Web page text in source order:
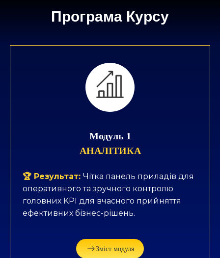
Програма Курсу
Модуль 1
АНАЛІТИКА
🏆 Результат: Чітка панель приладів для
оперативного та зручного контролю
головних KPI для вчасного прийняття
ефективних бізнес-рішень.
Зміст модуля